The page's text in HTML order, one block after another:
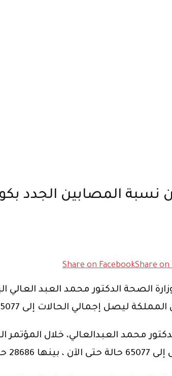
المصابين الجدد
Share on FacebookShare
ليصل إجمالي الحالات إلى 65077 حالة .
محمد العبدالعالي، خلال
المناسبة.